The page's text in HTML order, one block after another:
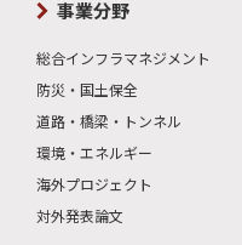
事業分野
総合インフラマネジメント
防災・国土保全
道路・橋梁・トンネル
環境・エネルギー
海外プロジェクト
対外発表論文